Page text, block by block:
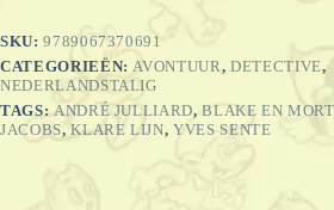
Complot
aantal
SKU:9789067370691
CATEGORIEËN: AVONTUUR, DETECTIVE,
NEDERLANDSTALIG
TAGS: ANDRÉ JULLIARD,BLAKE EN
JACOBS,KLARE LIJN,YVES SENTE